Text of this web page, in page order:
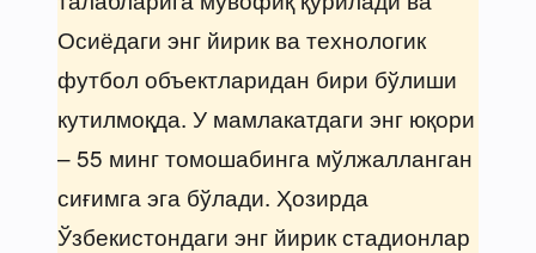
Осиёдаги энг йирик ва технологик
футбол объектларидан бири бўлиши
кутилмоқда. У мамлакатдаги энг юқори
– 55 минг томошабинга мўлжалланган
сиғимга эга бўлади. Ҳозирда
Ўзбекистондаги энг йирик стадионлар